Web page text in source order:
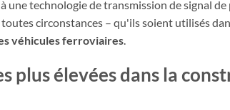
une technologie de transmission de signal
circonstances – qu'ils soient utilisés
véhicules ferroviaires
plus élevées dans la